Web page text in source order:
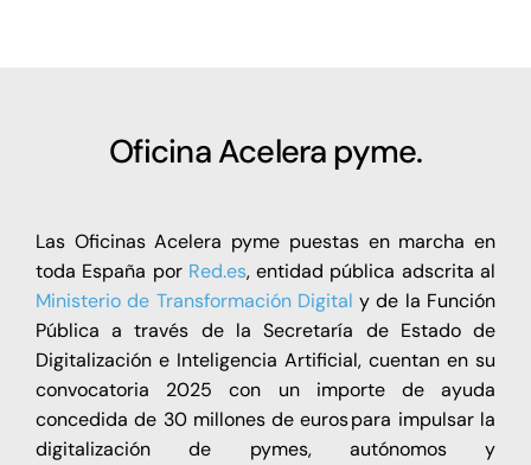
Oficina Acelera pyme.
Las Oficinas Acelera pyme puestas en marcha en
toda España por Red.es, entidad pública adscrita al
Ministerio de Transformación Digital y de la Función
Pública a través de la Secretaría de Estado de
Digitalización e Inteligencia Artificial, cuentan en su
convocatoria 2025 con un importe de ayuda
concedida de 30 millones de euros para impulsar la
digitalización de pymes, autónomos y